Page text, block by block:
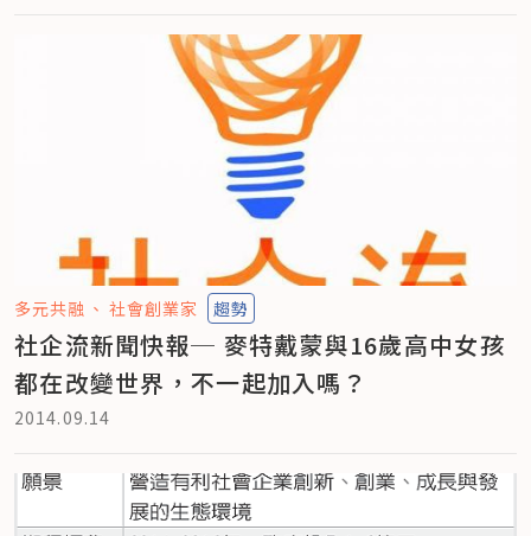
多元共融 社會創業家 趨勢
社企流新聞快報─ 麥特戴蒙與16歲高中女孩
都在改變世界，不一起加入嗎？
2014.09.14